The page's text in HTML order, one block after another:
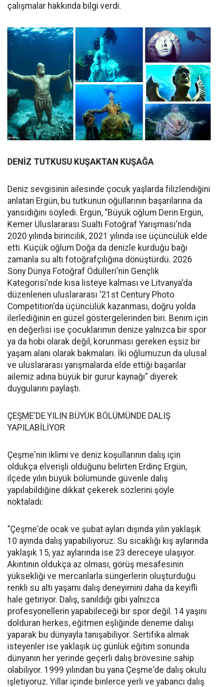
çalışmalar hakkında bilgi verdi.
DENİZ TUTKUSU KUŞAKTAN KUŞAĞA
Deniz sevgisinin ailesinde çocuk yaşlarda filizlendiğini
anlatan Ergün, bu tutkunun oğullarının başarılarına da
yansıdığını söyledi. Ergün, “Büyük oğlum Derin Ergün,
Kemer Uluslararası Sualtı Fotoğraf Yarışması'nda
2020 yılında birincilik, 2021 yılında ise üçüncülük elde
etti. Küçük oğlum Doğa da denizle kurduğu bağı
zamanla su altı fotoğrafçılığına dönüştürdü. 2026
Sony Dünya Fotoğraf Ödülleri'nin Gençlik
Kategorisi'nde kısa listeye kalması ve Litvanya'da
düzenlenen uluslararası '21st Century Photo
Competition'da üçüncülük kazanması, doğru yolda
ilerlediğinin en güzel göstergelerinden biri. Benim için
en değerlisi ise çocuklarımın denize yalnızca bir spor
ya da hobi olarak değil, korunması gereken eşsiz bir
yaşam alanı olarak bakmaları. İki oğlumuzun da ulusal
ve uluslararası yarışmalarda elde ettiği başarılar
ailemiz adına büyük bir gurur kaynağı” diyerek
duygularını paylaştı.
ÇEŞME'DE YILIN BÜYÜK BÖLÜMÜNDE DALIŞ
YAPILABİLİYOR
Çeşme'nin iklimi ve deniz koşullarının dalış için
oldukça elverişli olduğunu belirten Erdinç Ergün,
ilçede yılın büyük bölümünde güvenle dalış
yapılabildiğine dikkat çekerek sözlerini şöyle
noktaladı:
“Çeşme'de ocak ve şubat ayları dışında yılın yaklaşık
10 ayında dalış yapabiliyoruz. Su sıcaklığı kış aylarında
yaklaşık 15, yaz aylarında ise 23 dereceye ulaşıyor.
Akıntının oldukça az olması, görüş mesafesinin
yüksekliği ve mercanlarla süngerlerin oluşturduğu
renkli su altı yaşamı dalış deneyimini daha da keyifli
hale getiriyor. Dalış, sanıldığı gibi yalnızca
profesyonellerin yapabileceği bir spor değil. 14 yaşını
dolduran herkes, eğitmen eşliğinde deneme dalışı
yaparak bu dünyayla tanışabiliyor. Sertifika almak
isteyenler ise yaklaşık üç günlük eğitim sonunda
dünyanın her yerinde geçerli dalış brövesine sahip
olabiliyor. 1999 yılından bu yana Çeşme'de dalış okulu
işletiyoruz. Yıllar içinde binlerce yerli ve yabancı dalış